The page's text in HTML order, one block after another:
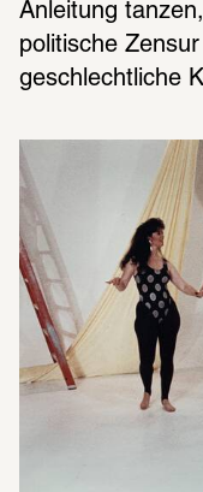
Anleitung
politische
geschlechtliche